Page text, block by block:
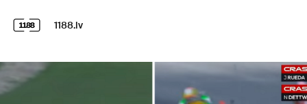
1188.lv